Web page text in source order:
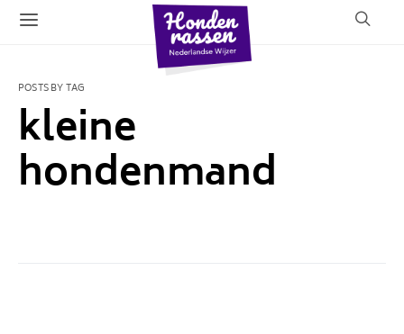
POSTS BY TAG
kleine
hondenmand